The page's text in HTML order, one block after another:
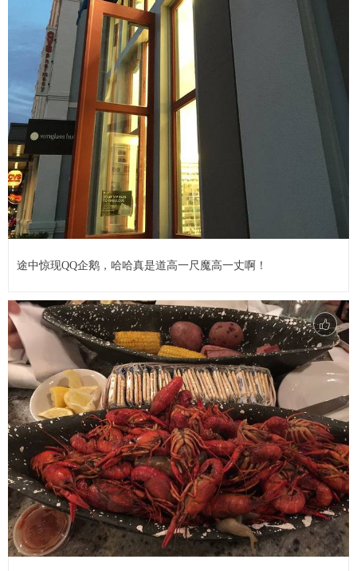
途中惊现QQ企鹅，哈哈真是道高一尺魔高一丈啊！